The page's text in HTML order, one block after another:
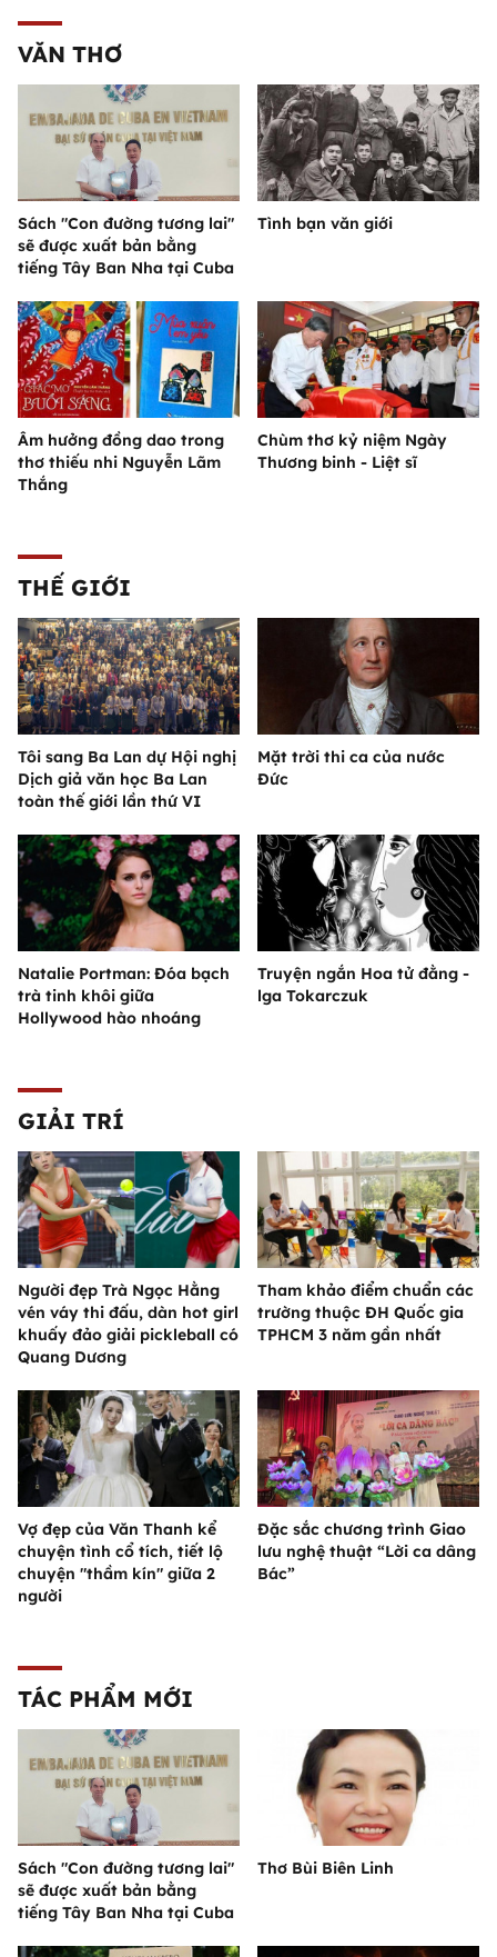
VĂN THƠ
Sách "Con đường tương lai"
sẽ được xuất bản bằng
tiếng Tây Ban Nha tại Cuba
Tình bạn văn giới
Âm hưởng đồng dao trong
thơ thiếu nhi Nguyễn Lãm
Thắng
Chùm thơ kỷ niệm Ngày
Thương binh - Liệt sĩ
THẾ GIỚI
Tôi sang Ba Lan dự Hội nghị
Dịch giả văn học Ba Lan
toàn thế giới lần thứ VI
Mặt trời thi ca của nước
Đức
Natalie Portman: Đóa bạch
trà tinh khôi giữa
Hollywood hào nhoáng
Truyện ngắn Hoa tử đằng -
lga Tokarczuk
GIẢI TRÍ
Người đẹp Trà Ngọc Hằng
vén váy thi đấu, dàn hot girl
khuấy đảo giải pickleball có
Quang Dương
Tham khảo điểm chuẩn các
trường thuộc ĐH Quốc gia
TPHCM 3 năm gần nhất
Vợ đẹp của Văn Thanh kể
chuyện tình cổ tích, tiết lộ
chuyện "thầm kín" giữa 2
người
Đặc sắc chương trình Giao
lưu nghệ thuật “Lời ca dâng
Bác”
TÁC PHẨM MỚI
Sách "Con đường tương lai"
sẽ được xuất bản bằng
tiếng Tây Ban Nha tại Cuba
Thơ Bùi Biên Linh